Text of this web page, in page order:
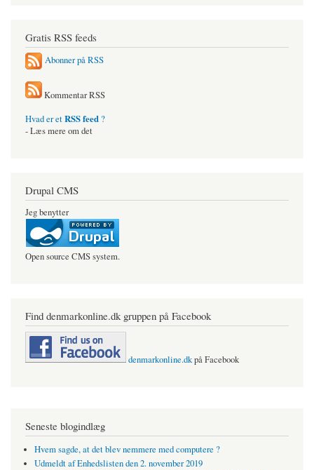
Gratis RSS feeds
Abonner på RSS
Kommentar RSS
Hvad er etRSS feed ?
- Læs mere om det
Drupal CMS
Jeg benytter
Open source CMS system.
Find denmarkonline.dk gruppen på Facebook
denmarkonline.dkpå Facebook
Seneste blogindlæg
Hvem sagde, at det blev nemmere med computere ?
Udmeldt af Enhedslisten den 2. november 2019